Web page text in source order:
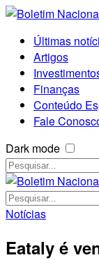
Últimas
Artigos
Finanças
Conteúdo
Fale
Dark mode
Notícias
Eataly é